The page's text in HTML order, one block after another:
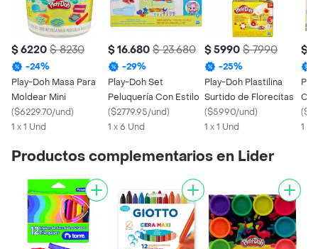
$ 6220 $ 8230
-24%
Play-Doh Masa Para
Moldear Mini
($6229.70/und)
1 x 1 Und
$ 16.680 $ 23.680
-29%
Play-Doh Set
Peluquería Con Estilo
($2779.95/und)
1 x 6 Und
$ 5990 $ 7990
-25%
Play-Doh Plastilina
Surtido de Florecitas
($5990/und)
1 x 1 Und
$
(
1 X
Productos complementarios en Lider